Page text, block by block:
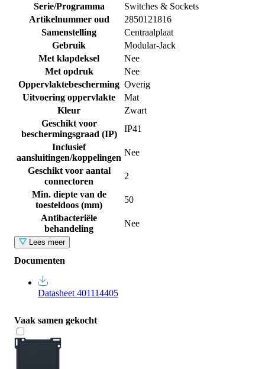
Serie/Programma
Switches & Sockets
Artikelnummer oud
2850121816
Samenstelling
Centraalplaat
Gebruik
Modular-Jack
Met klapdeksel
Nee
Met opdruk
Nee
Oppervlaktebescherming Overig
Uitvoering oppervlakte
Mat
Kleur
Zwart
Geschikt voor
beschermingsgraad (IP)
IP41
Inclusief
aansluitingen/koppelingen
Nee
Geschikt voor aantal
connectoren
2
Min. diepte van de
toesteldoos (mm)
50
Antibacteriële
behandeling
Nee
Lees meer
Documenten
Datasheet 401114405
Vaak samen gekocht